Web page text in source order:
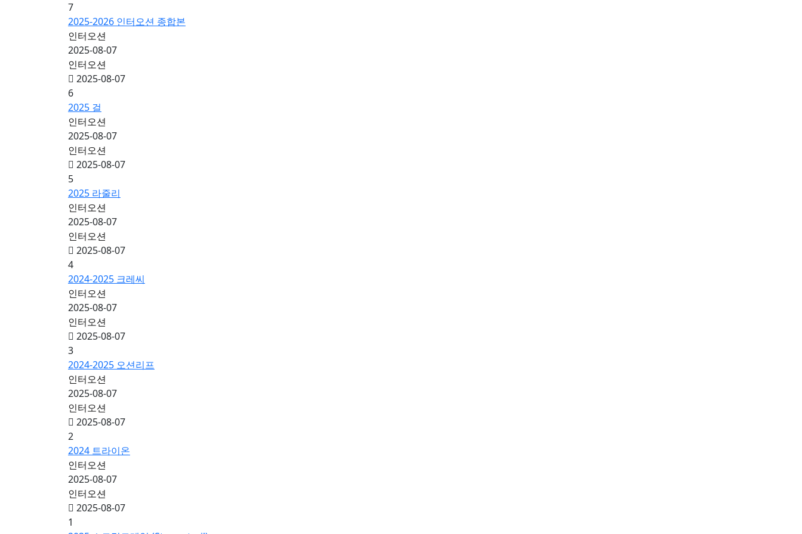
7
2025-2026 인터오션 종합본
인터오션
2025-08-07
인터오션
2025-08-07
6
2025 걸
인터오션
2025-08-07
인터오션
2025-08-07
5
2025 라줄리
인터오션
2025-08-07
인터오션
2025-08-07
4
2024-2025 크레씨
인터오션
2025-08-07
인터오션
2025-08-07
3
2024-2025 오션리프
인터오션
2025-08-07
인터오션
2025-08-07
2
2024 트라이온
인터오션
2025-08-07
인터오션
2025-08-07
1